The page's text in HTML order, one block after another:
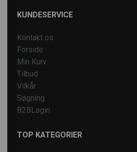
KUNDESERVICE
Kontakt os
Forside
Min Kurv
Tilbud
Vilkår
Søgning
B2BLogin
TOP KATEGORIER